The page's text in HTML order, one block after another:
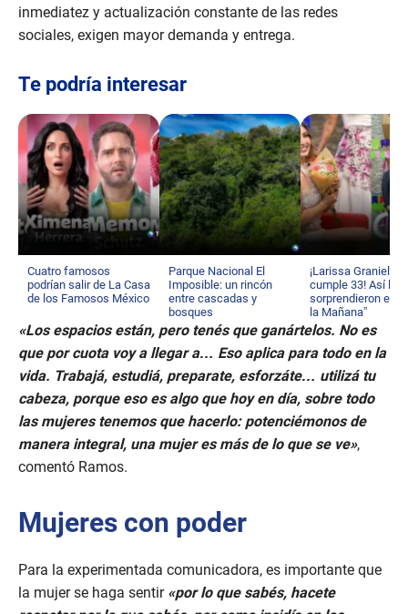
inmediatez y actualización constante de las redes
sociales, exigen mayor demanda y entrega.
Te podría interesar
Cuatro famosos
podrían salir de La Casa
de los Famosos México
Parque Nacional El
Imposible: un rincón
entre cascadas y
bosques
¡Larissa Graniello
cumple 33! Así la
sorprendieron en
la Mañana”
«Los espacios están, pero tenés que ganártelos. No es
que por cuota voy a llegar a… Eso aplica para todo en la
vida. Trabajá, estudiá, preparate, esforzáte… utilizá tu
cabeza, porque eso es algo que hoy en día, sobre todo
las mujeres tenemos que hacerlo: potenciémonos de
manera integral, una mujer es más de lo que se ve»,
comentó Ramos.
Mujeres con poder
Para la experimentada comunicadora, es importante que
la mujer se haga sentir «por lo que sabés, hacete